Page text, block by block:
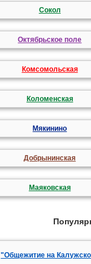
Сокол
Октябрьское поле
Комсомольская
Коломенская
Мякинино
Добрынинская
Маяковская
"Общежитие на